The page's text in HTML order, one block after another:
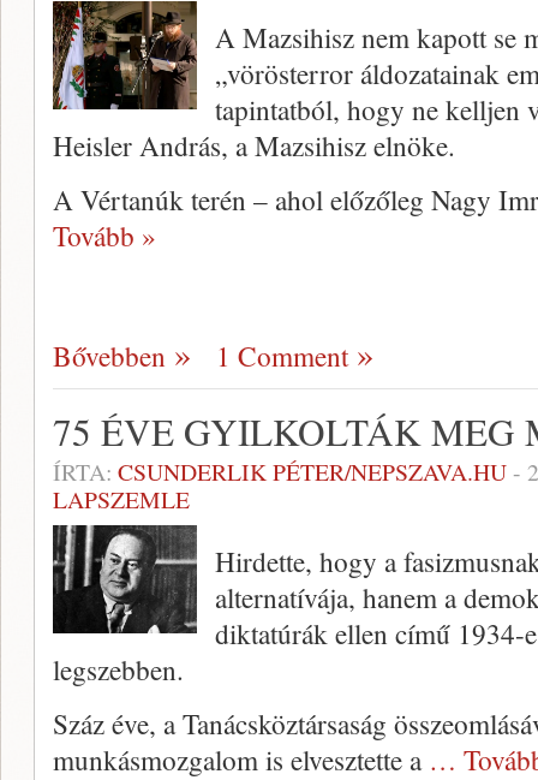
A Mazsihisz nem kapott se
„vörösterror áldozatainak
tapintatból, hogy ne kelljen
Heisler András, a Mazsihisz elnöke.
A Vértanúk terén – ahol előzőleg Nagy
Tovább »
Bővebben 1 Comment
75 ÉVE GYILKOLTÁK MEG
ÍRTA: CSUNDERLIK PÉTER/NEPSZAVA.HU-
LAPSZEMLE
Hirdette, hogy a
alternatívája, hanem a
diktatúrák ellen című 1934-
legszebben.
Száz éve, a Tanácsköztársaság
munkásmozgalom is elvesztette a …